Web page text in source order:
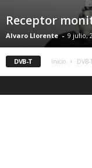
Receptor
Alvaro Llorente - 9 julio,
DVB-T Inicio DVB-